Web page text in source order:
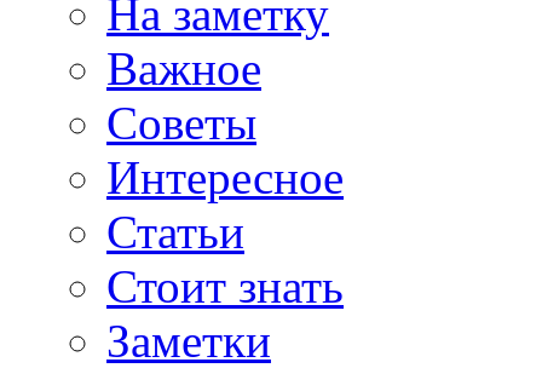
На заметку
Важное
Советы
Интересное
Статьи
Стоит знать
Заметки